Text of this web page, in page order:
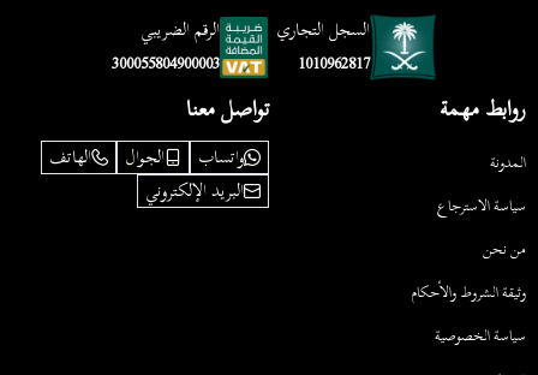
السجل التجاري
1010962817
الرقم الضريبي
300055804900003
روابط مهمة
المدونة
سياسة الاسترجاع
من نحن
وثيقة الشروط والأحكام
سياسة الخصوصية
تواصل معنا
واتساب الجوال
الهاتف
البريد الإلكتروني